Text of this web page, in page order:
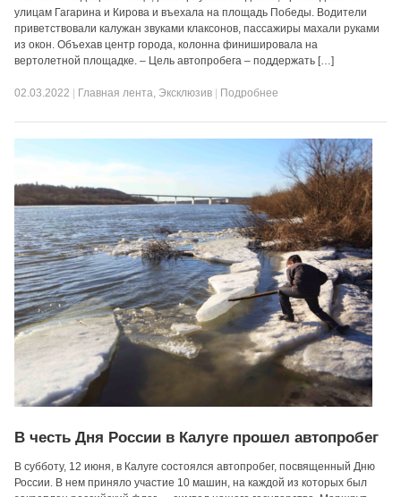
улицам Гагарина и Кирова и въехала на площадь Победы. Водители
приветствовали калужан звуками клаксонов, пассажиры махали руками
из окон. Объехав центр города, колонна финишировала на
вертолетной площадке. – Цель автопробега – поддержать […]
02.03.2022 Главная лента, Эксклюзив Подробнее
В честь Дня России в Калуге прошел автопробег
В субботу, 12 июня, в Калуге состоялся автопробег, посвященный Дню
России. В нем приняло участие 10 машин, на каждой из которых был